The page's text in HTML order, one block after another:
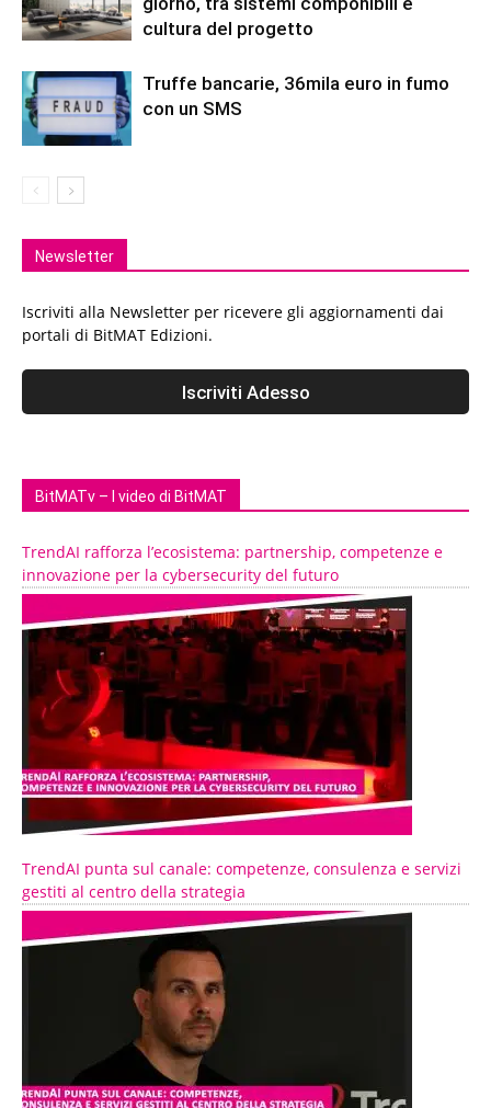
cultura del progetto
Truffe bancarie, 36mila euro in fumo
con un SMS
Newsletter
Iscriviti alla Newsletter per ricevere gli aggiornamenti dai
portali di BitMAT Edizioni.
BitMATv – I video di BitMAT
TrendAI rafforza l’ecosistema: partnership, competenze e
innovazione per la cybersecurity del futuro
TrendAI punta sul canale: competenze, consulenza e servizi
gestiti al centro della strategia